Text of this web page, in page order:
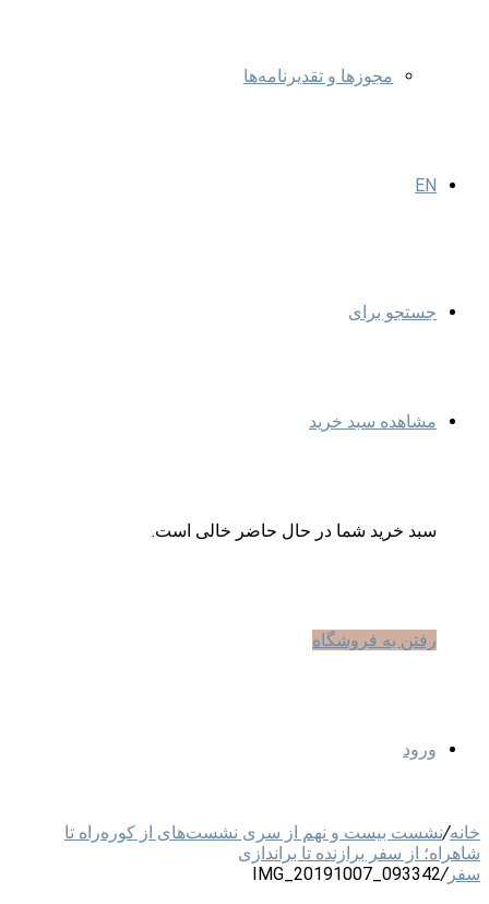
مجوزها و تقدیرنامه‌ها
EN
جستجو برای
مشاهده سبد خرید
سبد خرید شما در حال حاضر خالی است.
رفتن به فروشگاه
ورود
خانه/نشست بیست و نهم از سری نشست‌های از کوره‌راه تا
شاهراه؛ از سفر برازنده تا براندازی
سفر/
IMG_20191007_093342